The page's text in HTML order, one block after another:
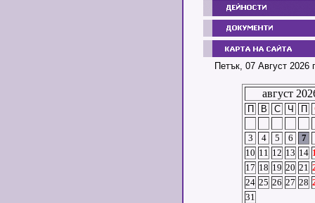
Петък, 07 Август 2026
август
П В С Ч П
3
4 5 6 7
10 11 12 13 14
17 18 19 20 21
24 25 26 27 28
31